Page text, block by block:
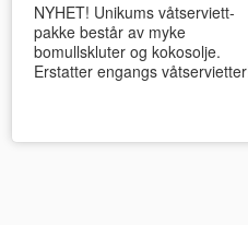
NYHET! Unikums våtserviett-
pakke består av myke
bomullskluter og kokosolje.
Erstatter engangs